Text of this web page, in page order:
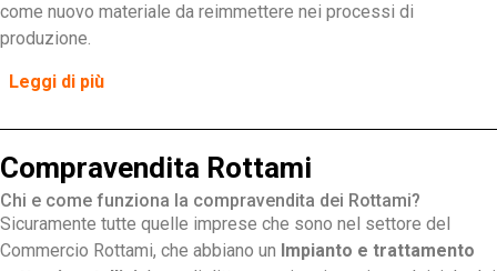
come nuovo materiale da reimmettere nei processi di
produzione.
Leggi di più
Compravendita Rottami
Chi e come funziona la compravendita dei Rottami?
Sicuramente tutte quelle imprese che sono nel settore del
Commercio Rottami, che abbiano un Impianto e trattamento